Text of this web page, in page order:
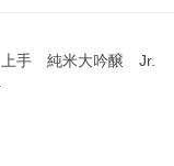
手 純米大吟醸 Jr.